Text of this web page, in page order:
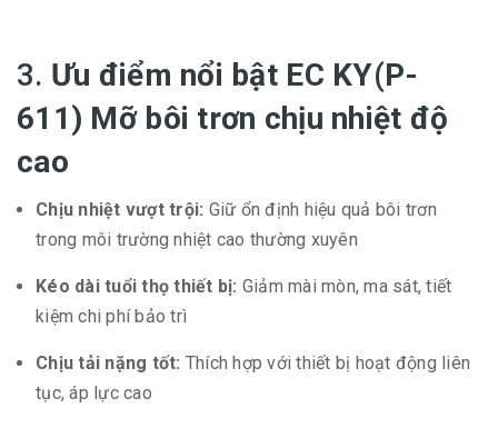
3. Ưu điểm nổi bật EC KY(P-
611) Mỡ bôi trơn chịu nhiệt độ
cao
Chịu nhiệt vượt trội: Giữ ổn định hiệu quả bôi trơn
trong môi trường nhiệt cao thường xuyên
Kéo dài tuổi thọ thiết bị: Giảm mài mòn, ma sát, tiết
kiệm chi phí bảo trì
Chịu tải nặng tốt: Thích hợp với thiết bị hoạt động liên
tục, áp lực cao